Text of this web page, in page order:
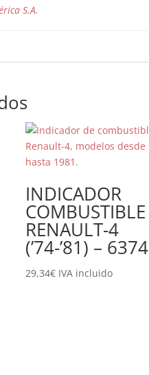
S.A.
INDICADOR
COMBUSTIBLE
RENAULT-4
(’74-’81) – 6374
29,34€ IVA incluido